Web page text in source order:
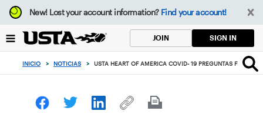
Enfoque
desde
botón
volver
principio
New!Lost your account information? Find your account!
JOIN SIGN IN
INICIO > NOTICIAS > USTA HEART OF AMERICA COVID- 19 PREGUNTAS